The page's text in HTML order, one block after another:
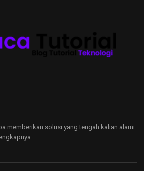
memberikan solusi yang tengah kalian alami